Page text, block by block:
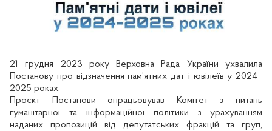
21 грудня 2023 року Верховна Рада України ухвалила
Постанову про відзначення пам’ятних дат і ювілеїв у 2024–
2025 роках.
Проєкт Постанови опрацьовував Комітет з питань
гуманітарної та інформаційної політики з урахуванням
наданих пропозицій від депутатських фракцій та груп,